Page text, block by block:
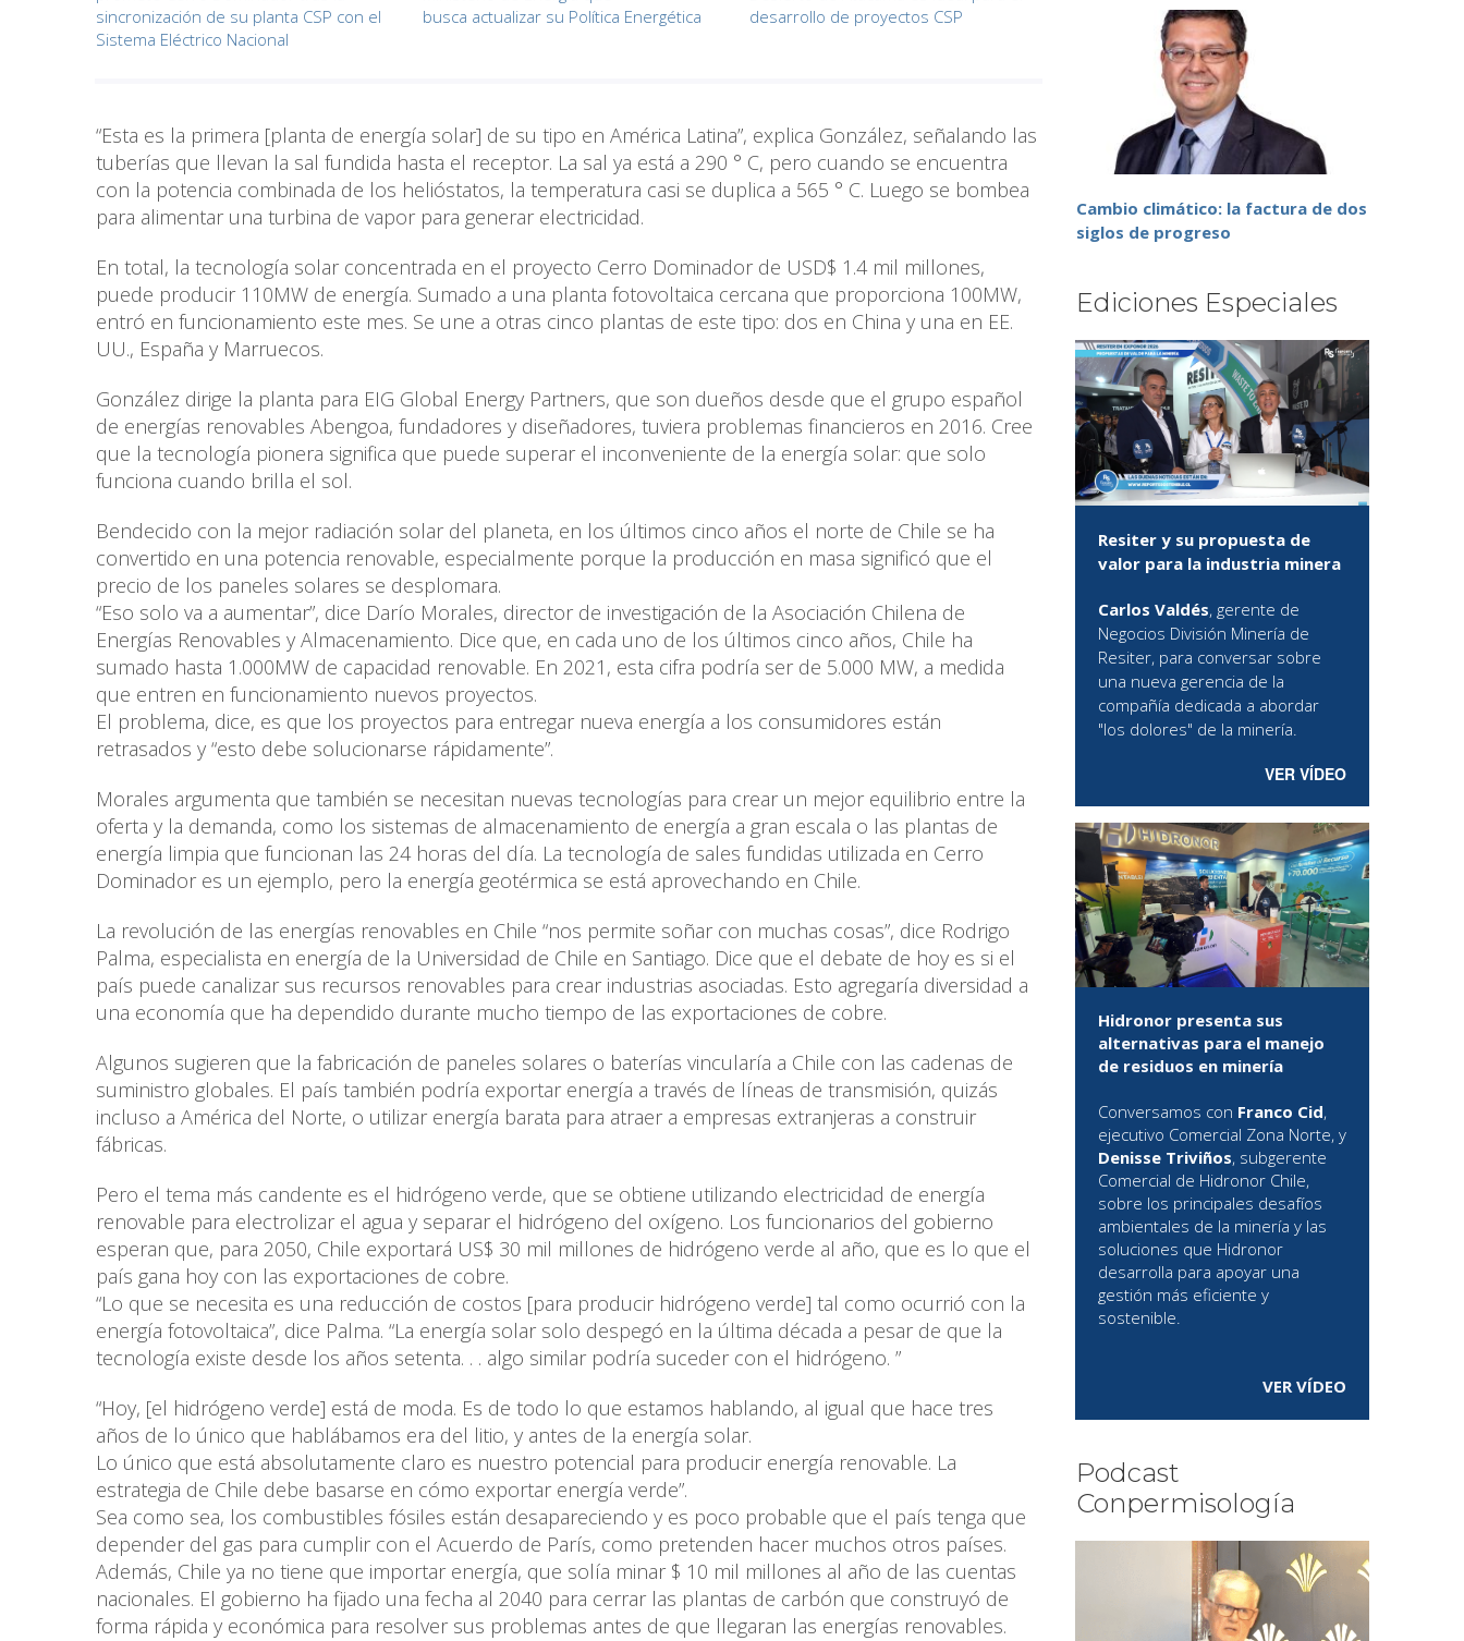
sincronización de su planta CSP con el
Sistema Eléctrico Nacional
busca actualizar su Política Energética
desarrollo de proyectos CSP
“Esta es la primera [planta de energía solar] de su tipo en América Latina”, explica González, señalando las
tuberías que llevan la sal fundida hasta el receptor. La sal ya está a 290 ° C, pero cuando se encuentra
con la potencia combinada de los helióstatos, la temperatura casi se duplica a 565 ° C. Luego se bombea
para alimentar una turbina de vapor para generar electricidad.
En total, la tecnología solar concentrada en el proyecto Cerro Dominador de USD$ 1.4 mil millones,
puede producir 110MW de energía. Sumado a una planta fotovoltaica cercana que proporciona 100MW,
entró en funcionamiento este mes. Se une a otras cinco plantas de este tipo: dos en China y una en EE.
UU., España y Marruecos.
González dirige la planta para EIG Global Energy Partners, que son dueños desde que el grupo español
de energías renovables Abengoa, fundadores y diseñadores, tuviera problemas financieros en 2016. Cree
que la tecnología pionera significa que puede superar el inconveniente de la energía solar: que solo
funciona cuando brilla el sol.
Bendecido con la mejor radiación solar del planeta, en los últimos cinco años el norte de Chile se ha
convertido en una potencia renovable, especialmente porque la producción en masa significó que el
precio de los paneles solares se desplomara.
“Eso solo va a aumentar”, dice Darío Morales, director de investigación de la Asociación Chilena de
Energías Renovables y Almacenamiento. Dice que, en cada uno de los últimos cinco años, Chile ha
sumado hasta 1.000MW de capacidad renovable. En 2021, esta cifra podría ser de 5.000 MW, a medida
que entren en funcionamiento nuevos proyectos.
El problema, dice, es que los proyectos para entregar nueva energía a los consumidores están
retrasados y “esto debe solucionarse rápidamente”.
Morales argumenta que también se necesitan nuevas tecnologías para crear un mejor equilibrio entre la
oferta y la demanda, como los sistemas de almacenamiento de energía a gran escala o las plantas de
energía limpia que funcionan las 24 horas del día. La tecnología de sales fundidas utilizada en Cerro
Dominador es un ejemplo, pero la energía geotérmica se está aprovechando en Chile.
La revolución de las energías renovables en Chile “nos permite soñar con muchas cosas”, dice Rodrigo
Palma, especialista en energía de la Universidad de Chile en Santiago. Dice que el debate de hoy es si el
país puede canalizar sus recursos renovables para crear industrias asociadas. Esto agregaría diversidad a
una economía que ha dependido durante mucho tiempo de las exportaciones de cobre.
Algunos sugieren que la fabricación de paneles solares o baterías vincularía a Chile con las cadenas de
suministro globales. El país también podría exportar energía a través de líneas de transmisión, quizás
incluso a América del Norte, o utilizar energía barata para atraer a empresas extranjeras a construir
fábricas.
Pero el tema más candente es el hidrógeno verde, que se obtiene utilizando electricidad de energía
renovable para electrolizar el agua y separar el hidrógeno del oxígeno. Los funcionarios del gobierno
esperan que, para 2050, Chile exportará US$ 30 mil millones de hidrógeno verde al año, que es lo que el
país gana hoy con las exportaciones de cobre.
“Lo que se necesita es una reducción de costos [para producir hidrógeno verde] tal como ocurrió con la
energía fotovoltaica”, dice Palma. “La energía solar solo despegó en la última década a pesar de que la
tecnología existe desde los años setenta. . . algo similar podría suceder con el hidrógeno. ”
“Hoy, [el hidrógeno verde] está de moda. Es de todo lo que estamos hablando, al igual que hace tres
años de lo único que hablábamos era del litio, y antes de la energía solar.
Lo único que está absolutamente claro es nuestro potencial para producir energía renovable. La
estrategia de Chile debe basarse en cómo exportar energía verde”.
Sea como sea, los combustibles fósiles están desapareciendo y es poco probable que el país tenga que
depender del gas para cumplir con el Acuerdo de París, como pretenden hacer muchos otros países.
Además, Chile ya no tiene que importar energía, que solía minar $ 10 mil millones al año de las cuentas
nacionales. El gobierno ha fijado una fecha al 2040 para cerrar las plantas de carbón que construyó de
forma rápida y económica para resolver sus problemas antes de que llegaran las energías renovables.
Cambio climático: la factura de dos
siglos de progreso
Ediciones Especiales
Resiter y su propuesta de
valor para la industria minera
Carlos Valdés, gerente de
Negocios División Minería de
Resiter, para conversar sobre
una nueva gerencia de la
compañía dedicada a abordar
"los dolores" de la minería.
VER VÍDEO
Hidronor presenta sus
alternativas para el manejo
de residuos en minería
Conversamos con Franco Cid,
ejecutivo Comercial Zona Norte, y
Denisse Triviños, subgerente
Comercial de Hidronor Chile,
sobre los principales desafíos
ambientales de la minería y las
soluciones que Hidronor
desarrolla para apoyar una
gestión más eficiente y
sostenible.
VER VÍDEO
Podcast
Conpermisología